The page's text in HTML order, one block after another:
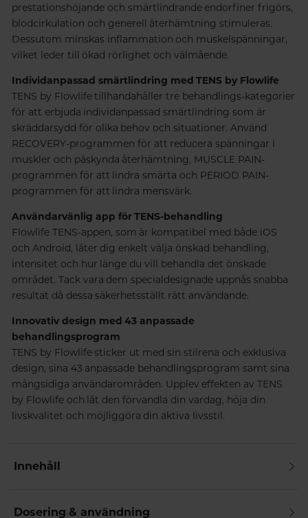
prestationshöjande och smärtlindrande endorfiner frigörs,
blodcirkulation och generell återhämtning stimuleras.
Dessutom minskas inflammation och muskelspänningar,
vilket leder till ökad rörlighet och välmående.
Individanpassad smärtlindring med TENS by Flowlife
TENS by Flowlife tillhandahåller tre behandlings-kategorier
för att erbjuda individanpassad smärtlindring som är
skräddarsydd för olika behov och situationer. Använd
RECOVERY-programmen för att reducera spänningar i
muskler och påskynda återhämtning, MUSCLE PAIN-
programmen för att lindra smärta och PERIOD PAIN-
programmen för att lindra mensvärk.
Användarvänlig app för TENS-behandling
Flowlife TENS-appen, som är kompatibel med både iOS
och Android, låter dig enkelt välja önskad behandling,
intensitet och hur länge du vill behandla det önskade
området. Tack vara dem specialdesignade uppnås snabba
resultat då dessa säkerhetsställt rätt användande.
Innovativ design med 43 anpassade
behandlingsprogram
TENS by Flowlife sticker ut med sin stilrena och exklusiva
design, sina 43 anpassade behandlingsprogram samt sina
mångsidiga användarområden. Upplev effekten av TENS
by Flowlife och låt den förvandla din vardag, höja din
livskvalitet och möjliggöra din aktiva livsstil.
Innehåll
Dosering & användning